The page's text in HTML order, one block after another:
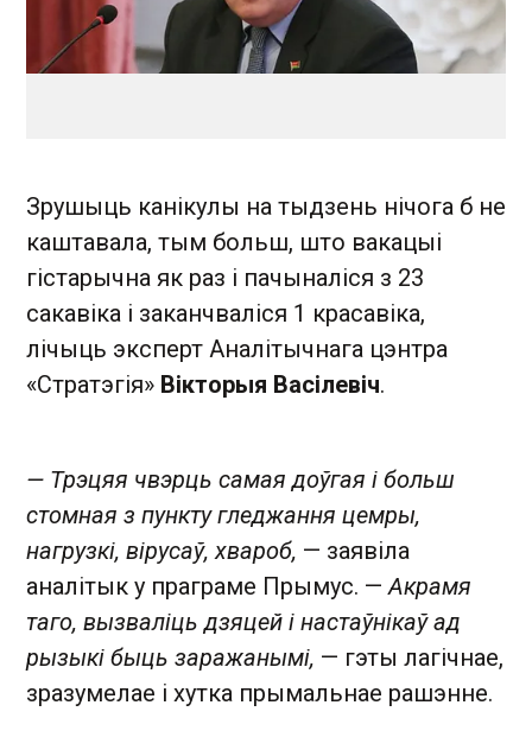
Зрушыць канікулы на тыдзень нічога б не
каштавала, тым больш, што вакацыі
гістарычна як раз і пачыналіся з 23
сакавіка і заканчваліся 1 красавіка,
лічыць эксперт Аналітычнага цэнтра
«Стратэгія» Вікторыя Васілевіч.
— Трэцяя чвэрць самая доўгая і больш
стомная з пункту гледжання цемры,
нагрузкі, вірусаў, хвароб, — заявіла
аналітык у праграме Прымус. — Акрамя
таго, вызваліць дзяцей і настаўнікаў ад
рызыкі быць заражанымі, — гэты лагічнае,
зразумелае і хутка прымальнае рашэнне.